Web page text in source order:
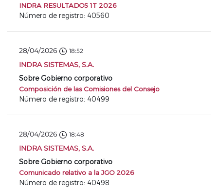
INDRA RESULTADOS 1T 2026
Número de registro: 40560
28/04/2026 18:52
INDRA SISTEMAS, S.A.
Sobre Gobierno corporativo
Composición de las Comisiones del Consejo
Número de registro: 40499
28/04/2026 18:48
INDRA SISTEMAS, S.A.
Sobre Gobierno corporativo
Comunicado relativo a la JGO 2026
Número de registro: 40498